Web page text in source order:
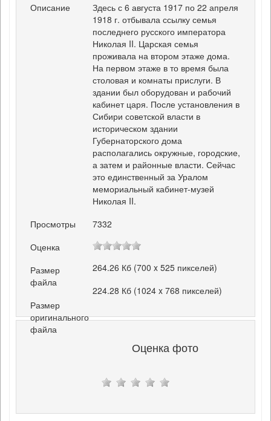
Описание
Здесь с 6 августа 1917 по 22 апреля
1918 г. отбывала ссылку семья
последнего русского императора
Николая II. Царская семья
проживала на втором этаже дома.
На первом этаже в то время была
столовая и комнаты прислуги. В
здании был оборудован и рабочий
кабинет царя. После установления в
Сибири советской власти в
историческом здании
Губернаторского дома
располагались окружные, городские,
а затем и районные власти. Сейчас
это единственный за Уралом
мемориальный кабинет-музей
Николая II.
Просмотры
7332
Оценка
Размер
файла
264.26 Кб (700 x 525 пикселей)
Размер
оригинального
файла
224.28 Кб (1024 x 768 пикселей)
Оценка фото